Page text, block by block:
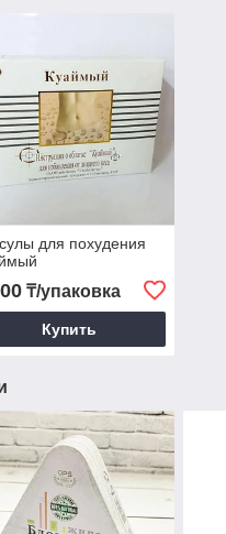
для похудения
₸/упаковка
Купить